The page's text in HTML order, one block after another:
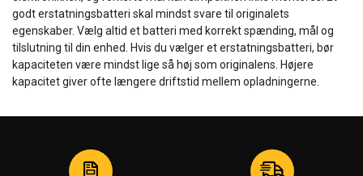
godt erstatningsbatteri skal mindst svare til originalets
egenskaber. Vælg altid et batteri med korrekt spænding, mål og
tilslutning til din enhed. Hvis du vælger et erstatningsbatteri, bør
kapaciteten være mindst lige så høj som originalens. Højere
kapacitet giver ofte længere driftstid mellem opladningerne.